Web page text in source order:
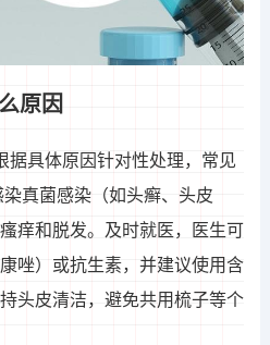
原因
据具体原因针对性处理，常见
真菌感染（如头癣、头皮
痒和脱发。及时就医，医生可
唑）或抗生素，并建议使用含
头皮清洁，避免共用梳子等个